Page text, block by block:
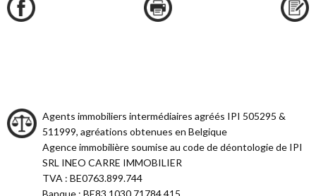
Agents immobiliers intermédiaires agréés IPI 505295 &
511999, agréations obtenues en Belgique
Agence immobilière soumise au code de déontologie de IPI
SRL INEO CARRE IMMOBILIER
TVA : BE0763.899.744
Banque : BE83 1030 71784 415